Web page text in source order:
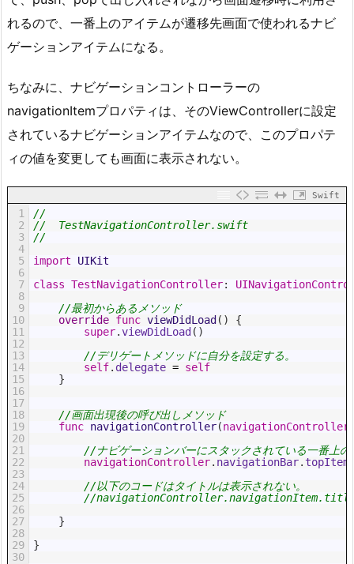
れるので、一番上のアイテムが遷移先画面で使われるナビ
ゲーションアイテムになる。
ちなみに、ナビゲーションコントローラーの
navigationItemプロパティは、そのViewControllerに設定
されているナビゲーションアイテムなので、このプロパテ
ィの値を変更しても画面に表示されない。
Swift
1
2
3
4
5
6
7
8
9
10
11
12
13
14
15
16
17
18
19
20
21
22
23
24
25
26
27
28
29
30
//
//  TestNavigationController.swift
//
import
UIKit
class TestNavigationController:
//最初からあるメソッド
override func viewDidLoad ( )
{
super.viewDidLoad ( )
//デリゲートメソッドに自分を設定する。
self. delegate = self
}
//画面出現後の呼び出しメソッド
func navigationController(navigationController
//ナビゲーションバーにスタックされている一番上
navigationController. navigationBar. topItem
//以下のコードはタイトルは表示されない。
//
}
}